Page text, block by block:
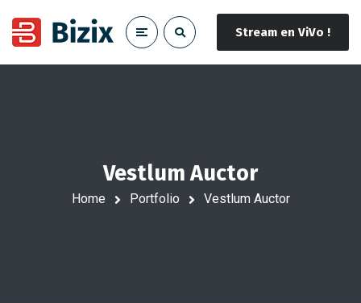
Stream en ViVo !
Vestlum Auctor
Home Portfolio Vestlum Auctor